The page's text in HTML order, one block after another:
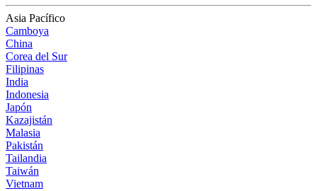
Asia Pacífico
Camboya
China
Corea del Sur
Filipinas
India
Indonesia
Japón
Kazajistán
Malasia
Pakistán
Tailandia
Taiwán
Vietnam